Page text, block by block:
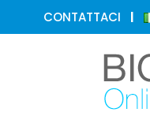
CONTATTACI
MEDICINA
ESTETICA
DERMATOLOGIA
FOTOTERAPIA